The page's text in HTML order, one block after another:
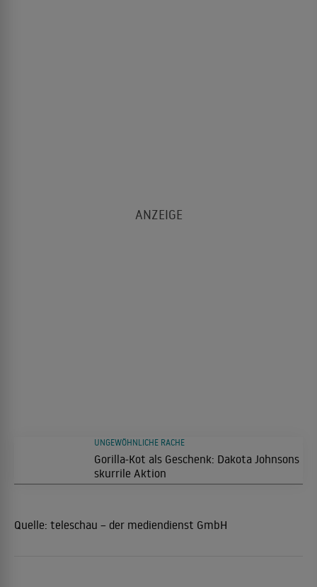
Gorilla-Kot als Geschenk: Dakota Johnsons
skurrile Aktion
UNGEWÖHNLICHE RACHE
Quelle: teleschau – der mediendienst GmbH